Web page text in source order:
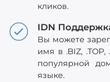
кликов.
IDN
Вы можете
имя в .BIZ, .TOP,
популярной
языке.